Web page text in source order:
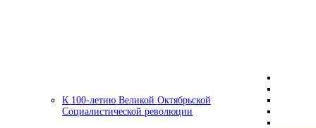
К 100-летию Великой Октябрьской
Социалистической революции